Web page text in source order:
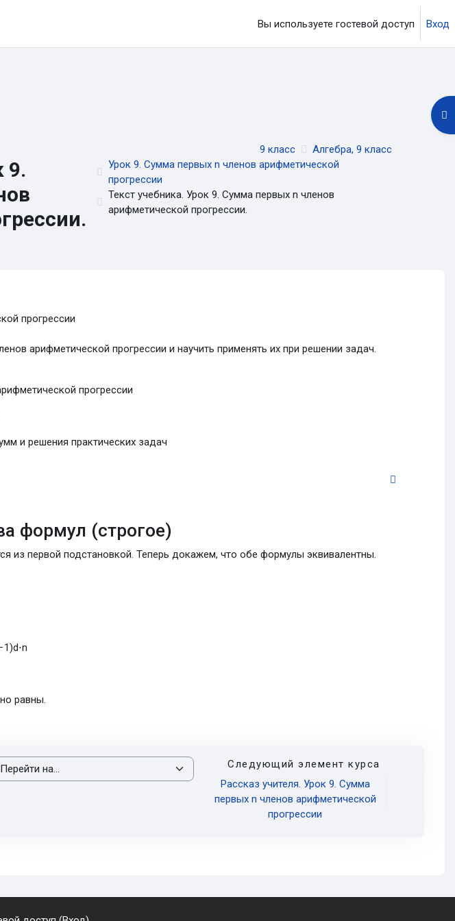
Вы используете гостевой доступ Вход
9.
9 класс
Алгебра, 9 класс
Урок 9. Сумма первых n членов арифметической
прогрессии
Текст учебника. Урок 9. Сумма первых n членов
арифметической прогрессии.
прогрессии
арифметической прогрессии и научить применять их при решении задач.
прогрессии
и решения практических задач
формул (строгое)
из первой подстановкой. Теперь докажем, что обе формулы эквивалентны.
1)d⋅n
равны.
на...
Следующий элемент курса
Рассказ учителя. Урок 9. Сумма
первых n членов арифметической
прогрессии